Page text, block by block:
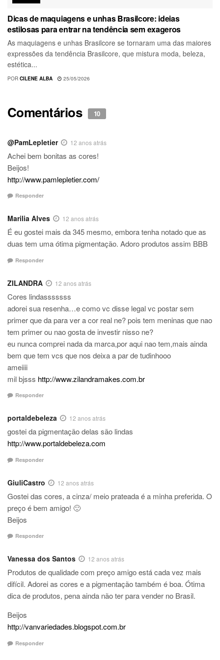
Dicas de maquiagens e unhas Brasilcore: ideias
estilosas para entrar na tendência sem exageros
As maquiagens e unhas Brasilcore se tornaram uma das maiores
expressões da tendência Brasilcore, que mistura moda, beleza,
estética...
POR CILENE ALBA 25/05/2026
Comentários 10
@PamLepletier 12 anos atrás
Achei bem bonitas as cores!
Beijos!
http://www.pamlepletier.com/
Responder
Marilia Alves 12 anos atrás
É eu gostei mais da 345 mesmo, embora tenha notado que as
duas tem uma ótima pigmentação. Adoro produtos assim BBB
Responder
ZILANDRA 12 anos atrás
Cores lindasssssss
adorei sua resenha…e como vc disse legal vc postar sem
primer que da para ver a cor real ne? pois tem meninas que nao
tem primer ou nao gosta de investir nisso ne?
eu nunca comprei nada da marca,por aqui nao tem,mais ainda
bem que tem vcs que nos deixa a par de tudinhooo
ameiiii
mil bjsss http://www.zilandramakes.com.br
Responder
portaldebeleza 12 anos atrás
gostei da pigmentação delas são lindas
http://www.portaldebeleza.com
Responder
GiuliCastro 12 anos atrás
Gostei das cores, a cinza/ meio prateada é a minha preferida. O
preço é bem amigo! 🙂
Beijos
Responder
Vanessa dos Santos 12 anos atrás
Produtos de qualidade com preço amigo está cada vez mais
difícil. Adorei as cores e a pigmentação também é boa. Ótima
dica de produtos, pena ainda não ter para vender no Brasil.
Beijos
http://vanvariedades.blogspot.com.br
Responder